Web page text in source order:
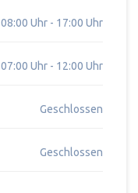
08:00 Uhr - 17:00 Uhr
07:00 Uhr - 12:00 Uhr
Geschlossen
Geschlossen